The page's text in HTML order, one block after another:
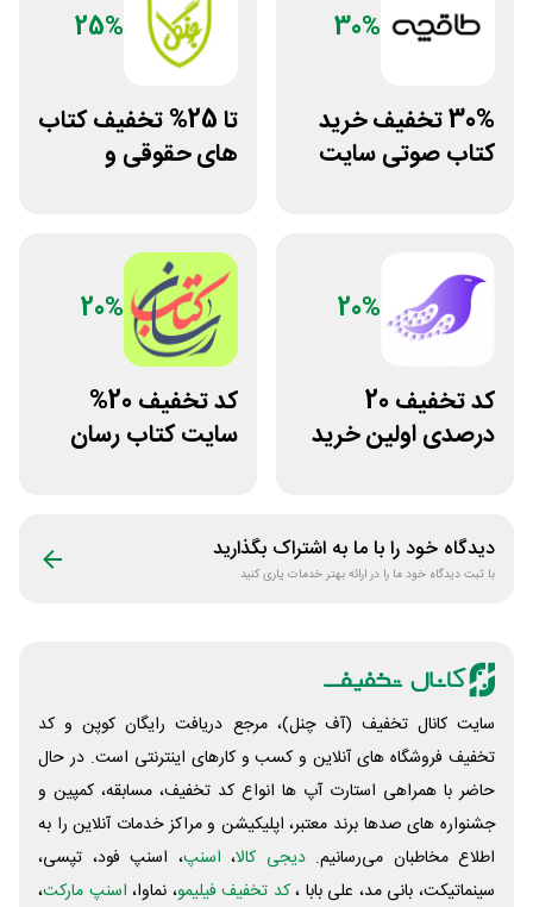
30%
30% تخفیف خرید
کتاب صوتی سایت
25%
تا 25% تخفیف کتاب
های حقوقی و
20%
کد تخفیف 20
درصدی اولین خرید
20%
کد تخفیف 20%
سایت کتاب رسان
دیدگاه خود را با ما به اشتراک بگذارید
با ثبت دیدگاه خود ما را در ارائه بهتر خدمات یاری کنید
سایت کانال تخفیف (آف چنل)، مرجع دریافت رایگان کوپن و کد
تخفیف فروشگاه های آنلاین و کسب و‌ کارهای اینترنتی است. در حال
حاضر با همراهی استارت آپ ها انواع کد تخفیف، مسابقه، کمپین و
جشنواره های صدها برند معتبر، اپلیکیشن و مراکز خدمات آنلاین را به
اطلاع مخاطبان می‌رسانیم. دیجی کالا، اسنپ، اسنپ فود، تپسی،
سینماتیکت، بانی مد، علی‌ بابا ،کد تخفیف فیلیمو، نماوا، اسنپ مارکت،